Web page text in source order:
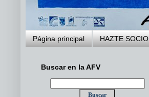
Página principal HAZTE SOCIO
Buscar en la AFV